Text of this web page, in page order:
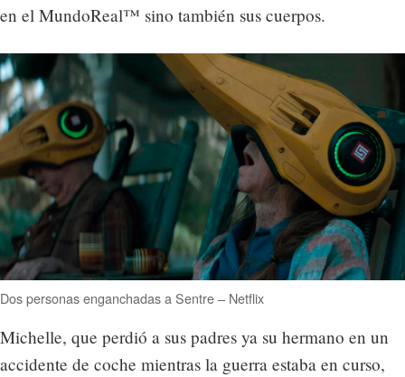
en el MundoReal™ sino también sus cuerpos.
Dos personas enganchadas a Sentre – Netflix
Michelle, que perdió a sus padres ya su hermano en un
accidente de coche mientras la guerra estaba en curso,